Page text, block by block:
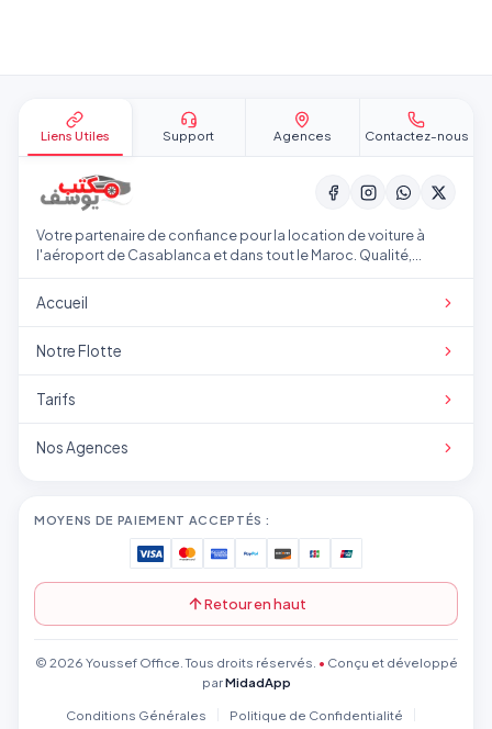
Liens Utiles Support Agences Contactez-nous
Votre partenaire de confiance pour la location de voiture à
l'aéroport de Casablanca et dans tout le Maroc. Qualité,
Accueil
Notre Flotte
Tarifs
Nos Agences
MOYENS DE PAIEMENT ACCEPTÉS :
Retour en haut
© 2026 Youssef Office. Tous droits réservés. • Conçu et développé
parMidadApp
Conditions Générales
Politique de Confidentialité